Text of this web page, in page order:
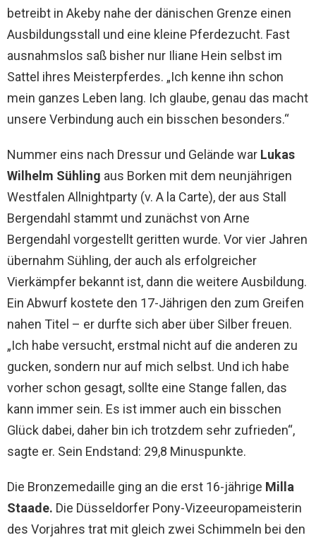
betreibt in Akeby nahe der dänischen Grenze einen
Ausbildungsstall und eine kleine Pferdezucht. Fast
ausnahmslos saß bisher nur Iliane Hein selbst im
Sattel ihres Meisterpferdes. „Ich kenne ihn schon
mein ganzes Leben lang. Ich glaube, genau das macht
unsere Verbindung auch ein bisschen besonders.“
Nummer eins nach Dressur und Gelände war Lukas
Wilhelm Sühling aus Borken mit dem neunjährigen
Westfalen Allnightparty (v. A la Carte), der aus Stall
Bergendahl stammt und zunächst von Arne
Bergendahl vorgestellt geritten wurde. Vor vier Jahren
übernahm Sühling, der auch als erfolgreicher
Vierkämpfer bekannt ist, dann die weitere Ausbildung.
Ein Abwurf kostete den 17-Jährigen den zum Greifen
nahen Titel – er durfte sich aber über Silber freuen.
„Ich habe versucht, erstmal nicht auf die anderen zu
gucken, sondern nur auf mich selbst. Und ich habe
vorher schon gesagt, sollte eine Stange fallen, das
kann immer sein. Es ist immer auch ein bisschen
Glück dabei, daher bin ich trotzdem sehr zufrieden“,
sagte er. Sein Endstand: 29,8 Minuspunkte.
Die Bronzemedaille ging an die erst 16-jährige Milla
Staade. Die Düsseldorfer Pony-Vizeeuropameisterin
des Vorjahres trat mit gleich zwei Schimmeln bei den